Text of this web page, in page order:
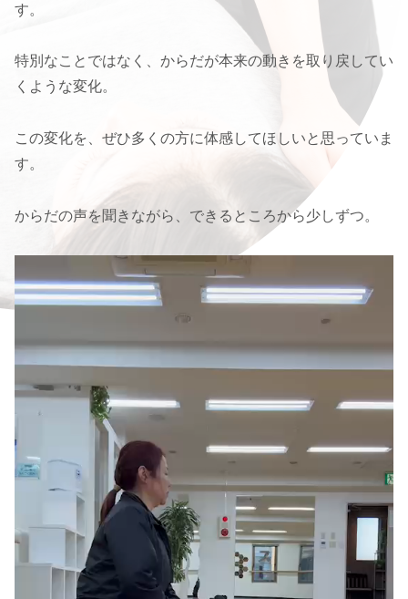
す。
特別なことではなく、からだが本来の動きを取り戻してい
くような変化。
この変化を、ぜひ多くの方に体感してほしいと思っていま
す。
からだの声を聞きながら、できるところから少しずつ。